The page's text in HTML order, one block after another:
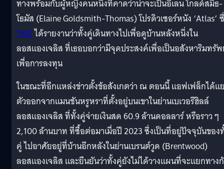
ทางพร้อมกับผู้หญิงคนหนึ่งที่คาดว่าน่าจะเป็นอีเลน โกลด์สมิธ-
โธมัส (Elaine Goldsmith-Thomas) โปรดิวเซอร์หนัง ‘Atlas’
TMZได้รายงานว่าทั้งคู่เดินทางไปเพื่อดูบ้านหลังหนึ่งใน
ลอสแองเจลิส ที่เธอบอกว่ามีจุดประสงค์เพื่อเป็นอสังหาริมทรั
เพื่อการลงทุน
ในขณะที่อีกแหล่งข่าวตั้งข้อสังเกตว่า ณ ตอนนี้ แอฟเฟล็กได้แ
ตัวออกจากแมนชันหรูหราที่ตั้งอยู่บนเขาในย่านเบเวอรีฮิลล์
ลอสแองเจลิส ที่ทั้งคู่จ่ายเงินสด 60.9 ล้านดอลลาร์ หรือราว ๆ
2,100 ล้านบาท ที่ซื้อต่อมาเมื่อปี 2023 ซึ่งเป็นที่อยู่ปัจจุบันของ
คู่ ไปอาศัยอยู่ที่บ้านอีกหลังในย่านเบรนต์วูด (Brentwood)
ลอสแองเจลิส และยืนยันว่าทั้งคู่ยังไม่ได้วางแผนที่จะแยกทาง